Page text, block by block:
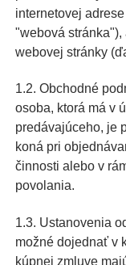
internetovej
"webová stránka"),
webovej stránky
1.2. Obchodné
osoba, ktorá má v
predávajúceho, je
koná pri
činnosti alebo v
povolania.
1.3. Ustanovenia
možné dojednať v
kúpnej zmluve